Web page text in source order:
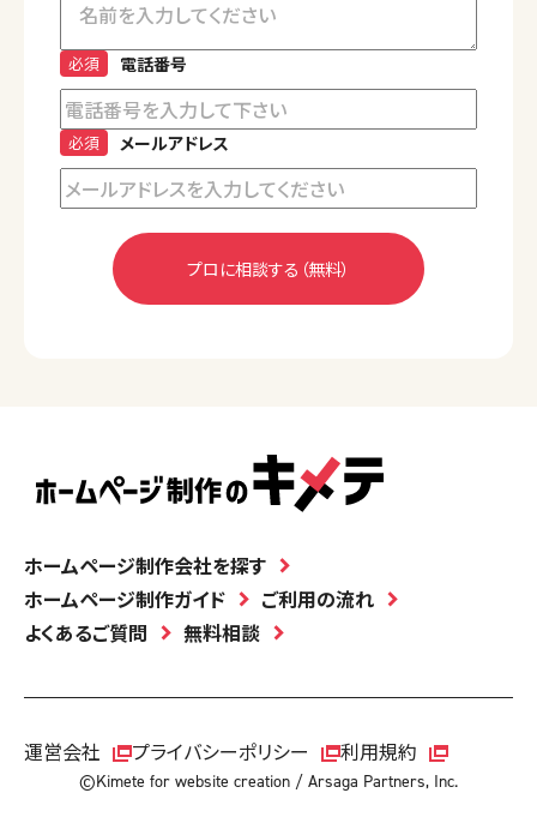
電話番号
必須
メールアドレス
必須
ホームページ制作会社を探す
ホームページ制作ガイド
ご利用の流れ
よくあるご質問
無料相談
運営会社 プライバシーポリシー 利用規約
©Kimete for website creation / Arsaga Partners, Inc.